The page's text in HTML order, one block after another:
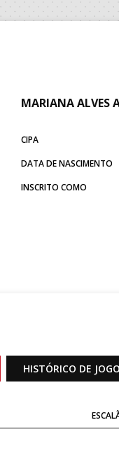
MARIANA ALVES
CIPA
DATA DE NASCIMENTO
INSCRITO COMO
HISTÓRICO DE